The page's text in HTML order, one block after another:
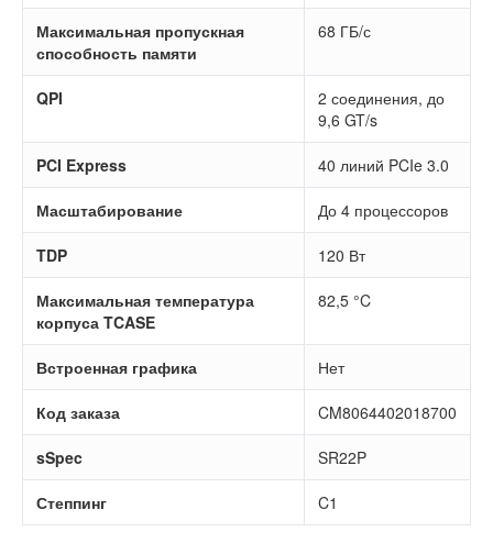
Максимальная пропускная
способность памяти
68 ГБ/с
QPI
2 соединения, до
9,6 GT/s
PCI Express 40 линий PCIe 3.0
Масштабирование До 4 процессоров
TDP 120 Вт
Максимальная температура
корпуса TCASE
82,5 °C
Встроенная графика Нет
Код заказа CM8064402018700
sSpec SR22P
Степпинг C1